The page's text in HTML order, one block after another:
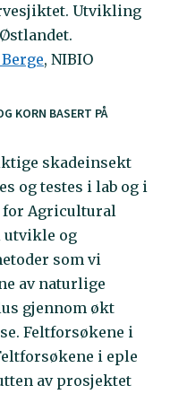
Utvikling
, NIBIO
KORN BASERT PÅ
skadeinsekt
og testes i lab og i
for Agricultural
utvikle og
som vi
av naturlige
gjennom økt
Feltforsøkene i
i eple
av prosjektet